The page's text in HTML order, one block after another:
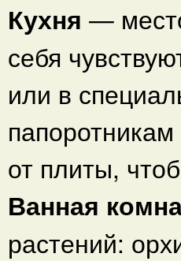
Кухня —
себя
или в
от плиты,
Ванная
растений: